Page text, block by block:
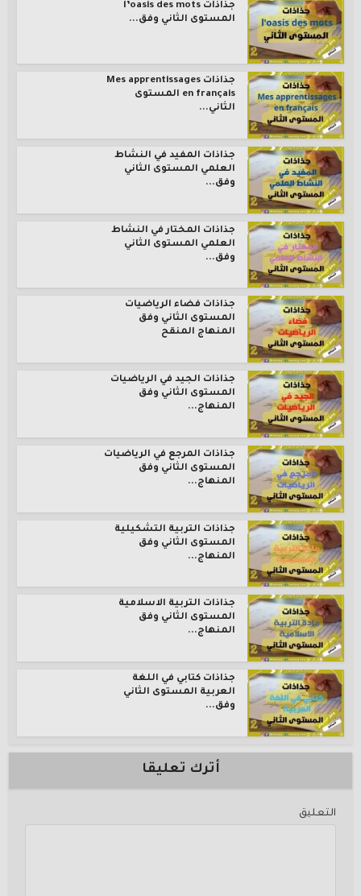
جذاذات l’oasis des mots
المستوى الثاني وفق...
جذاذات Mes apprentissages
en français المستوى
الثاني...
جذاذات المفيد في النشاط
العلمي المستوى الثاني
وفق...
جذاذات المختار في النشاط
العلمي المستوى الثاني
وفق...
جذاذات فضاء الرياضيات
المستوى الثاني وفق
المنهاج المنقح
جذاذات الجيد في الرياضيات
المستوى الثاني وفق
المنهاج...
جذاذات المرجع في الرياضيات
المستوى الثاني وفق
المنهاج...
جذاذات التربية التشكيلية
المستوى الثاني وفق
المنهاج...
جذاذات التربية الاسلامية
المستوى الثاني وفق
المنهاج...
جذاذات كتابي في اللغة
العربية المستوى الثاني
وفق...
أترك تعليقا
التعليق